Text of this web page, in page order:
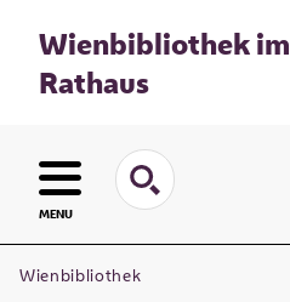
Wienbibliothek im
Rathaus
MENU
Wienbibliothek